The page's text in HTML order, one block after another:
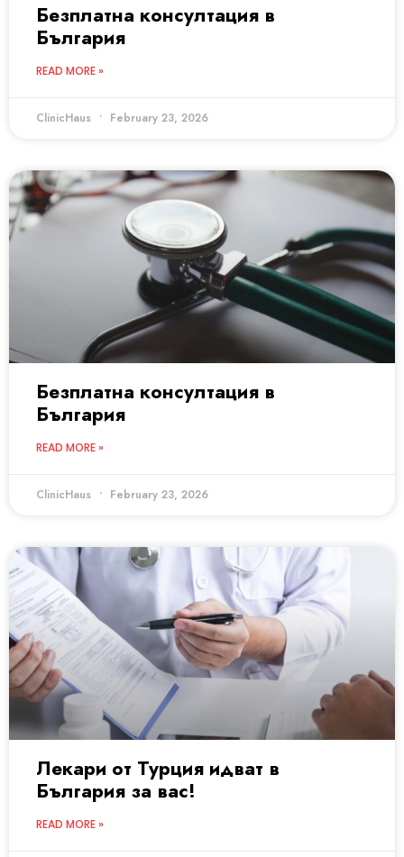
Безплатна консултация в
България
READ MORE »
ClinicHaus February 23, 2026
Безплатна консултация в
България
READ MORE »
ClinicHaus February 23, 2026
Лекари от Турция идват в
България за вас!
READ MORE »